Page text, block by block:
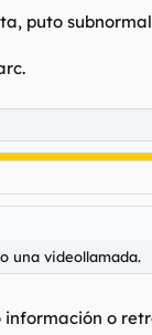
puto
una videollamada.
o